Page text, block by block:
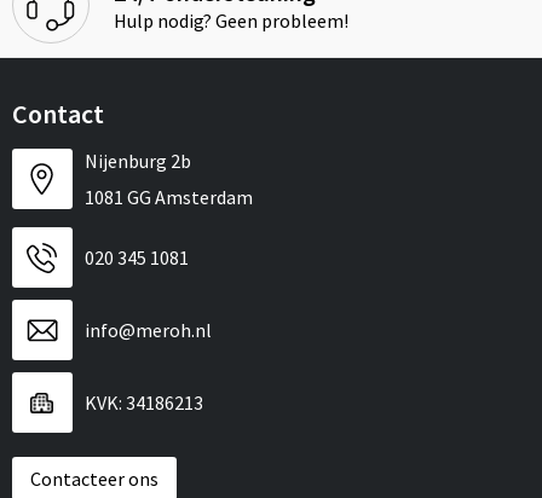
Hulp nodig? Geen probleem!
Contact
Nijenburg 2b
1081 GG Amsterdam
020 345 1081
info@meroh.nl
KVK: 34186213
Contacteer ons